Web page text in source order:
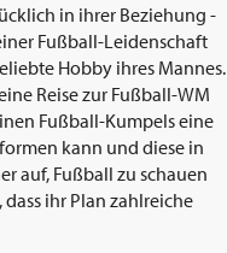
in ihrer Beziehung -
Fußball-Leidenschaft
Hobby ihres Mannes.
Reise zur Fußball-WM
Fußball-Kumpels eine
kann und diese in
auf, Fußball zu schauen
ihr Plan zahlreiche